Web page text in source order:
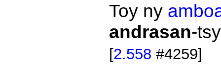
Toy ny
andrasan-
[2.558 #4259]